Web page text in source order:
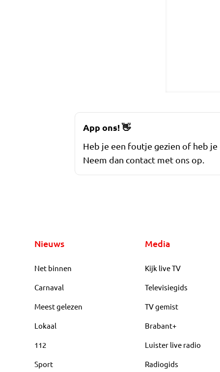
App ons!👋
Heb je een foutje gezien of heb
Neem dan contact met ons op.
Nieuws
Net binnen
Carnaval
Meest gelezen
Lokaal
112
Sport
Media
Kijk live TV
Televisiegids
TV gemist
Brabant+
Luister live radio
Radiogids